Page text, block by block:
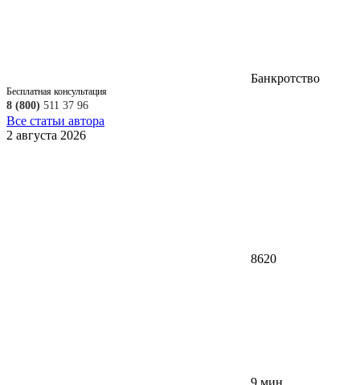
Банкротство
Бесплатная консультация
8 (800) 511 37 96
Все статьи автора
2 августа 2026
8620